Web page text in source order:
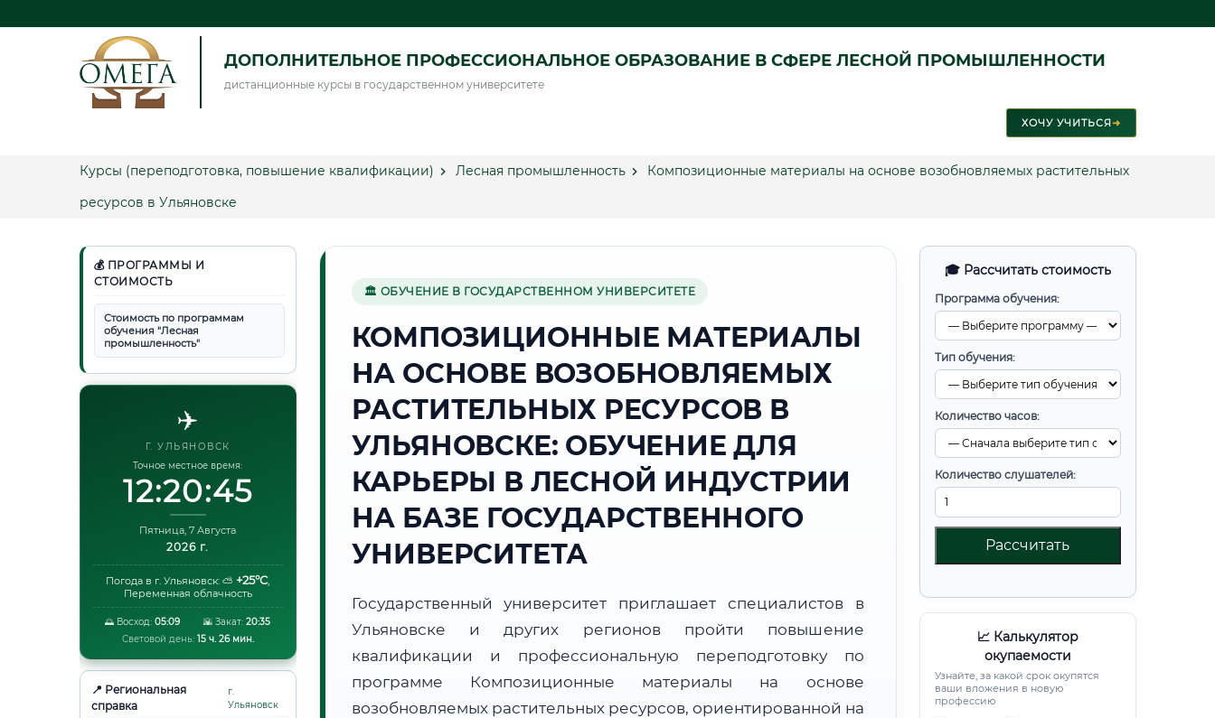
ДОПОЛНИТЕЛЬНОЕ ПРОФЕССИОНАЛЬНОЕ ОБРАЗОВАНИЕ В СФЕРЕ ЛЕСНОЙ ПРОМЫШЛЕННОСТИ
дистанционные курсы в государственном университете
ХОЧУ УЧИТЬСЯ➜
Курсы (переподготовка, повышение квалификации) Лесная промышленность
Композиционные материалы на основе возобновляемых растительных
ресурсов в Ульяновске
💰 ПРОГРАММЫ И
СТОИМОСТЬ
Стоимость по программам
обучения "Лесная
промышленность"
✈️
Г. УЛЬЯНОВСК
Точное местное время:
12:20:46
Пятница, 7 Августа
2026 г.
Погода в г. Ульяновск: ⛅ +25°C,
Переменная облачность
🌅 Восход: 05:09 🌇 Закат:20:35
Световой день: 15 ч. 26 мин.
📍 Региональная
справка
г.
Ульяновск
🎓 Рассчитать стоимость
Программа обучения:
Тип обучения:
Количество часов:
Количество слушателей:
Рассчитать
📈 Калькулятор
окупаемости
Узнайте, за какой срок окупятся
ваши вложения в новую
профессию
🏛 ОБУЧЕНИЕ В ГОСУДАРСТВЕННОМ УНИВЕРСИТЕТЕ
КОМПОЗИЦИОННЫЕ МАТЕРИАЛЫ
НА ОСНОВЕ ВОЗОБНОВЛЯЕМЫХ
РАСТИТЕЛЬНЫХ РЕСУРСОВ В
УЛЬЯНОВСКЕ: ОБУЧЕНИЕ ДЛЯ
КАРЬЕРЫ В ЛЕСНОЙ ИНДУСТРИИ
НА БАЗЕ ГОСУДАРСТВЕННОГО
УНИВЕРСИТЕТА
Государственный университет приглашает специалистов в
Ульяновске и других регионов пройти повышение
квалификации и профессиональную переподготовку по
программе Композиционные материалы на основе
возобновляемых растительных ресурсов, ориентированной на